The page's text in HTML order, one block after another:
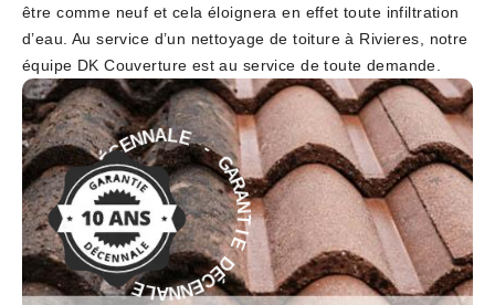
être comme neuf et cela éloignera en effet toute infiltration
d’eau. Au service d’un nettoyage de toiture à Rivieres, notre
équipe DK Couverture est au service de toute demande.
G
A
R
A
N
T
I
E
D
É
C
E
N
NALE - GARA
N
T
I
E
D
É
C
E
N
N
A
L
E
-